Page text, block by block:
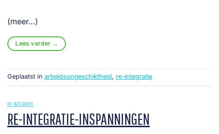
(meer…)
Lees verder →
Geplaatst in arbeidsongeschiktheid, re-integratie
RE-INTEGRATIE
RE-INTEGRATIE-INSPANNINGEN